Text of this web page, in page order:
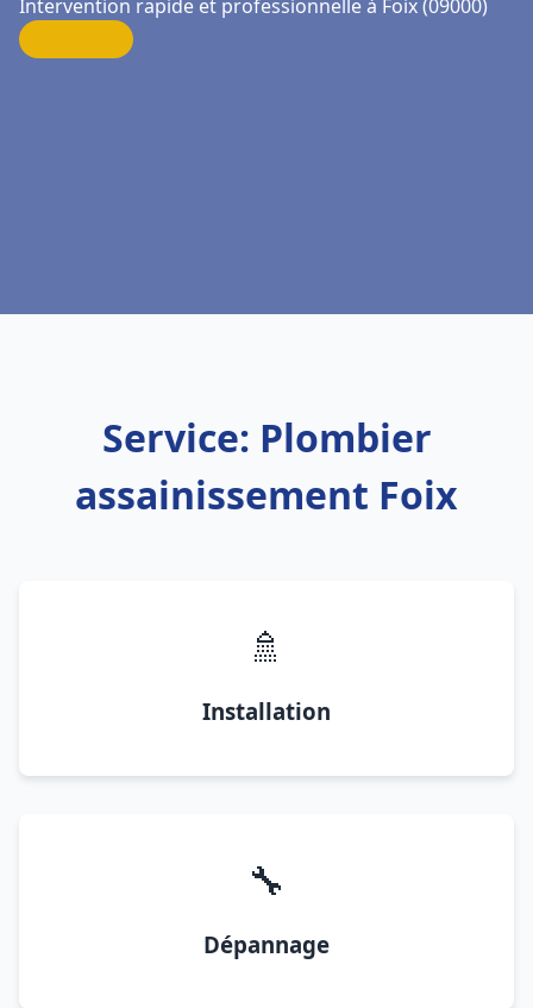
Intervention rapide et professionnelle à Foix (09000)
Service: Plombier
assainissement Foix
🚿
Installation
🔧
Dépannage